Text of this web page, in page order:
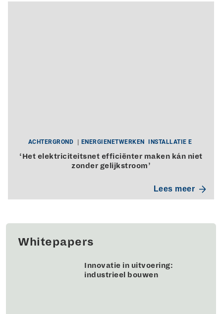
ACHTERGROND ENERGIENETWERKEN INSTALLATIE E
‘Het elektriciteitsnet efficiënter maken kán niet
zonder gelijkstroom’
Lees meer
Whitepapers
Innovatie in uitvoering:
industrieel bouwen